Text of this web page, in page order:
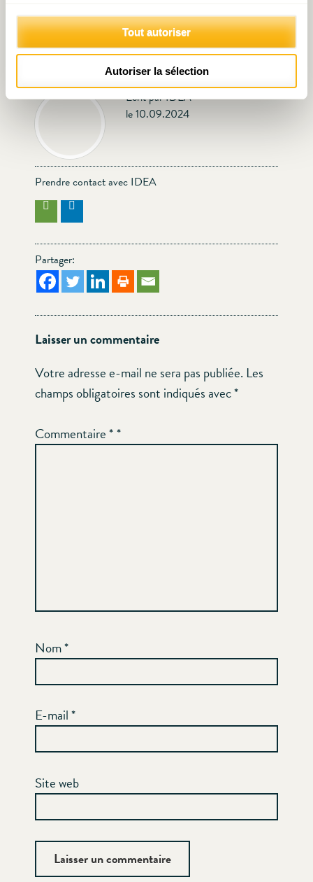
Tout autoriser
Autoriser la sélection
Penser le télétravail
Décryptage N°26 : Place
d’emplois ?
Écrit par IDEA
le 10.09.2024
Prendre contact avec IDEA
Partager:
Laisser un commentaire
Votre adresse e-mail ne sera pas publiée. Les
champs obligatoires sont indiqués avec*
Commentaire*
Nom*
E-mail*
Site web